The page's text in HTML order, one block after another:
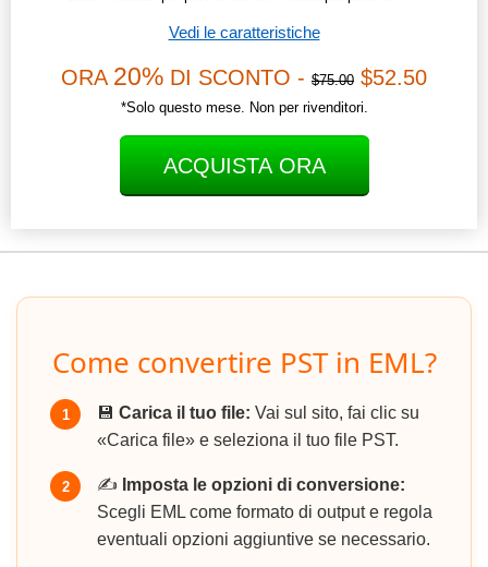
Vedi le caratteristiche
ORA 20% DI SCONTO - $75.00 $52.50
*Solo questo mese. Non per rivenditori.
ACQUISTA ORA
Come convertire PST in EML?
1 💾 Carica il tuo file: Vai sul sito, fai clic su
«Carica file» e seleziona il tuo file PST.
2 ✍️ Imposta le opzioni di conversione:
Scegli EML come formato di output e regola
eventuali opzioni aggiuntive se necessario.